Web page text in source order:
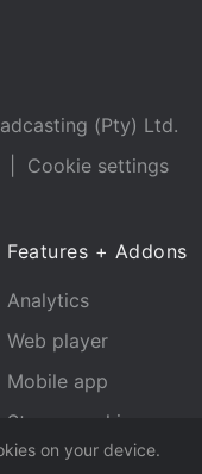
on your device.
(Pty) Ltd.
Cookie settings
Features + Addons
Analytics
Web player
Mobile app
Stream archive
Recognition